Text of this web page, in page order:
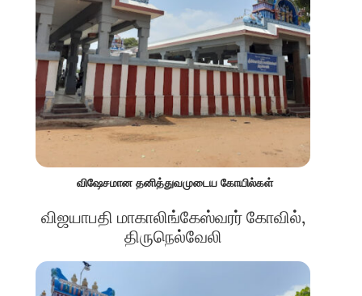
விஷேசமான தனித்துவமுடைய கோயில்கள்
விஜயாபதி மாகாலிங்கேஸ்வரர் கோவில்,
திருநெல்வேலி